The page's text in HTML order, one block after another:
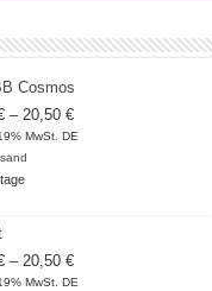
Cosmos
– 20,50 €Preisspanne:
18,50 €
MwSt. DE
– 20,50 €Preisspanne:
18,50 €
MwSt. DE